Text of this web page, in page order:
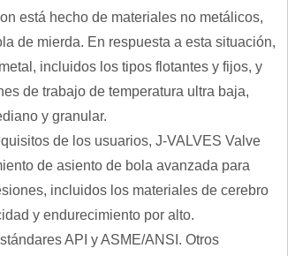
está hecho de materiales no metálicos,
de mierda. En respuesta a esta situación,
incluidos los tipos flotantes y fijos, y
de trabajo de temperatura ultra baja,
y granular.
de los usuarios, J-VALVES Valve
de asiento de bola avanzada para
incluidos los materiales de cerebro
y endurecimiento por alto.
API y ASME/ANSI. Otros